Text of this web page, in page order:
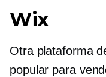
Wix
Otra plataforma
popular para